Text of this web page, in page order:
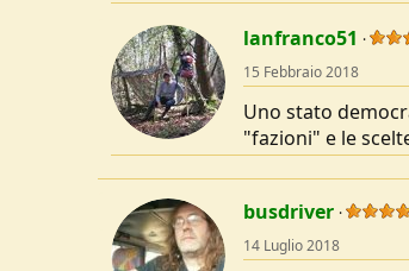
lanfranco51
15 Febbraio 2018
Uno stato
"fazioni" e le
busdriver
14 Luglio 2018